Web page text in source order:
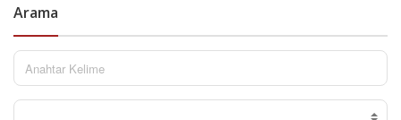
Arama